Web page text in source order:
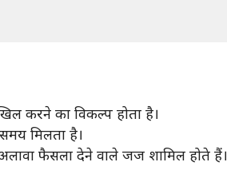
करने का विकल्प होता है।
मिलता है।
फैसला देने वाले जज शामिल होते हैं।